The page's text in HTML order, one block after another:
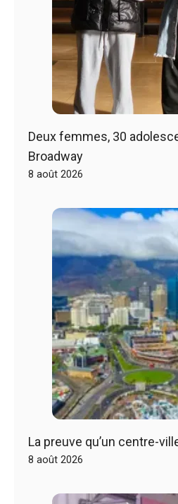
Deux femmes, 30
Broadway
8 août 2026
La preuve qu’un centre-
8 août 2026